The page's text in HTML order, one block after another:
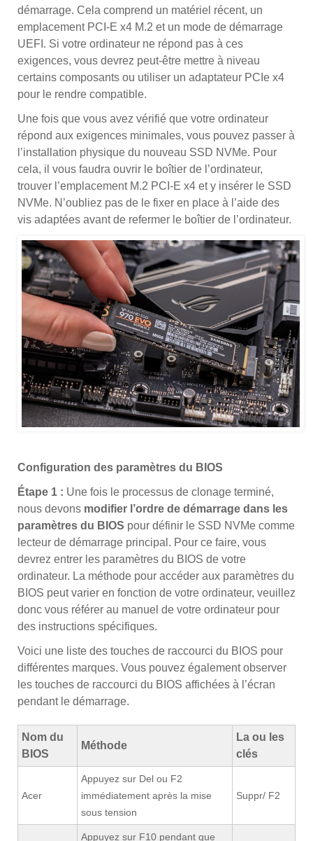
démarrage. Cela comprend un matériel récent, un
emplacement PCI-E x4 M.2 et un mode de démarrage
UEFI. Si votre ordinateur ne répond pas à ces
exigences, vous devrez peut-être mettre à niveau
certains composants ou utiliser un adaptateur PCIe x4
pour le rendre compatible.
Une fois que vous avez vérifié que votre ordinateur
répond aux exigences minimales, vous pouvez passer à
l’installation physique du nouveau SSD NVMe. Pour
cela, il vous faudra ouvrir le boîtier de l’ordinateur,
trouver l’emplacement M.2 PCI-E x4 et y insérer le SSD
NVMe. N’oubliez pas de le fixer en place à l’aide des
vis adaptées avant de refermer le boîtier de l’ordinateur.
Configuration des paramètres du BIOS
Étape 1 : Une fois le processus de clonage terminé,
nous devons modifier l’ordre de démarrage dans les
paramètres du BIOS pour définir le SSD NVMe comme
lecteur de démarrage principal. Pour ce faire, vous
devrez entrer les paramètres du BIOS de votre
ordinateur. La méthode pour accéder aux paramètres du
BIOS peut varier en fonction de votre ordinateur, veuillez
donc vous référer au manuel de votre ordinateur pour
des instructions spécifiques.
Voici une liste des touches de raccourci du BIOS pour
différentes marques. Vous pouvez également observer
les touches de raccourci du BIOS affichées à l’écran
pendant le démarrage.
Nom du
BIOS
Méthode
La ou les
clés
Acer
Appuyez sur Del ou F2
immédiatement après la mise
sous tension
Suppr/ F2
Appuyez sur F10 pendant que